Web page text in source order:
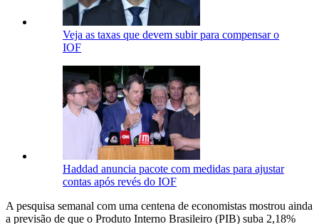
Veja as taxas que devem subir para compensar o
IOF
Haddad anuncia pacote com medidas para ajustar
contas após revés do IOF
A pesquisa semanal com uma centena de economistas mostrou ainda
a previsão de que o Produto Interno Brasileiro (PIB) suba 2,18%